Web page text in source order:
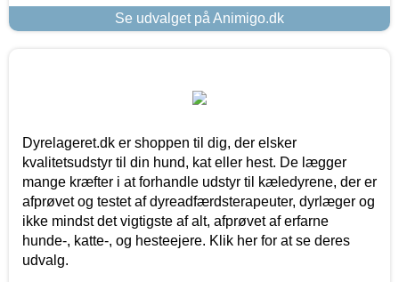
Se udvalget på Animigo.dk
Dyrelageret.dk er shoppen til dig, der elsker
kvalitetsudstyr til din hund, kat eller hest. De lægger
mange kræfter i at forhandle udstyr til kæledyrene, der er
afprøvet og testet af dyreadfærdsterapeuter, dyrlæger og
ikke mindst det vigtigste af alt, afprøvet af erfarne
hunde-, katte-, og hesteejere. Klik her for at se deres
udvalg.